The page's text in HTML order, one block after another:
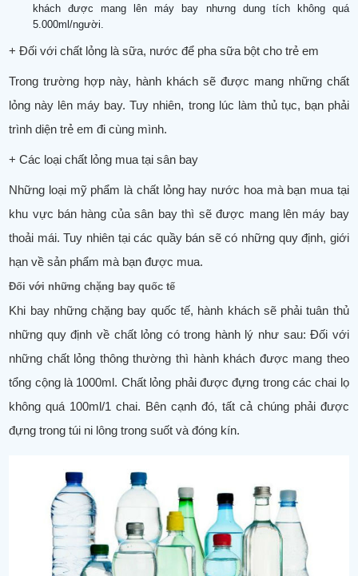
khách được mang lên máy bay nhưng dung tích không quá
5.000ml/người.
+ Đối với chất lỏng là sữa, nước để pha sữa bột cho trẻ em
Trong trường hợp này, hành khách sẽ được mang những chất
lỏng này lên máy bay. Tuy nhiên, trong lúc làm thủ tục, bạn phải
trình diện trẻ em đi cùng mình.
+ Các loại chất lỏng mua tại sân bay
Những loại mỹ phẩm là chất lỏng hay nước hoa mà bạn mua tại
khu vực bán hàng của sân bay thì sẽ được mang lên máy bay
thoải mái. Tuy nhiên tại các quầy bán sẽ có những quy định, giới
hạn về sản phẩm mà bạn được mua.
Đối với những chặng bay quốc tế
Khi bay những chặng bay quốc tế, hành khách sẽ phải tuân thủ
những quy định về chất lỏng có trong hành lý như sau: Đối với
những chất lỏng thông thường thì hành khách được mang theo
tổng cộng là 1000ml. Chất lỏng phải được đựng trong các chai lọ
không quá 100ml/1 chai. Bên cạnh đó, tất cả chúng phải được
đựng trong túi ni lông trong suốt và đóng kín.